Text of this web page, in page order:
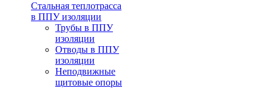
Стальная теплотрасса
в ППУ изоляции
Трубы в ППУ
изоляции
Отводы в ППУ
изоляции
Неподвижные
щитовые опоры